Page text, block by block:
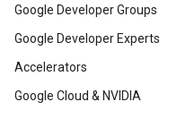
Google Developer Groups
Google Developer Experts
Accelerators
Google Cloud & NVIDIA